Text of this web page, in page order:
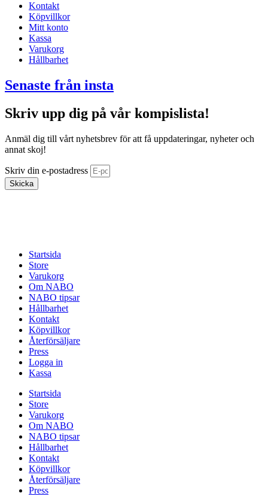
Kontakt
Köpvillkor
Mitt konto
Kassa
Varukorg
Hållbarhet
Senaste från insta
Skriv upp dig på vår kompislista!
Anmäl dig till vårt nyhetsbrev för att få uppdateringar, nyheter och
annat skoj!
Skriv din e-postadress
Skicka
Startsida
Store
Varukorg
Om NABO
NABO tipsar
Hållbarhet
Kontakt
Köpvillkor
Återförsäljare
Press
Logga in
Kassa
Startsida
Store
Varukorg
Om NABO
NABO tipsar
Hållbarhet
Kontakt
Köpvillkor
Återförsäljare
Press